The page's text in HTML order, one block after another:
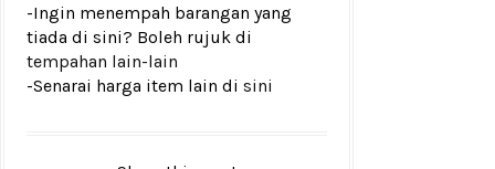
-Ingin menempah barangan yang
tiada di sini? Boleh rujuk di
tempahan lain-lain
-Senarai harga item lain di sini